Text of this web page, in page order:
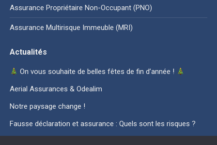
s'ouvre
dans
une
fenêtre
s'ouvre
dans
une
fenêtre
Assurance Propriétaire Non-Occupant (PNO)
Assurance Multirisque Immeuble (MRI)
Actualités
On vous souhaite de belles fêtes de fin d’année !
Aerial Assurances & Odealim
Notre paysage change !
Fausse déclaration et assurance : Quels sont les risques ?